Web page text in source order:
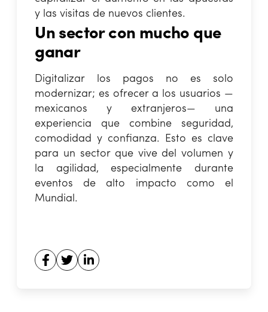
y las visitas de nuevos clientes.
Un sector con mucho que
ganar
Digitalizar los pagos no es solo
modernizar; es ofrecer a los usuarios —
mexicanos y extranjeros— una
experiencia que combine seguridad,
comodidad y confianza. Esto es clave
para un sector que vive del volumen y
la agilidad, especialmente durante
eventos de alto impacto como el
Mundial.